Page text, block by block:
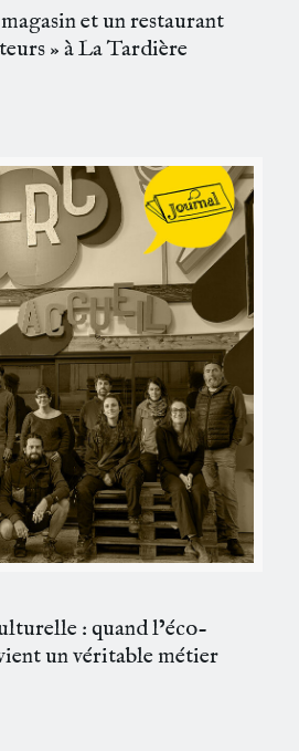
et un restaurant
» à La Tardière
: quand l’éco-
un véritable métier